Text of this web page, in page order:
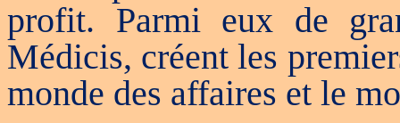
profit. Parmi eux de
Médicis, créent les
monde des affaires et le